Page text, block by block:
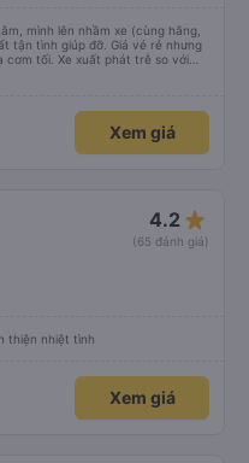
mình lên nhầm xe (cùng hãng,
tận tình giúp đỡ. Giá vé rẻ nhưng
tối. Xe xuất phát trễ so với
to, có thể thông cảm được.
Xem giá
4.2 star_rate
(65 đánh giá)
mái đi đúng giờ .lx thân thiện nhiệt tình
Xem giá